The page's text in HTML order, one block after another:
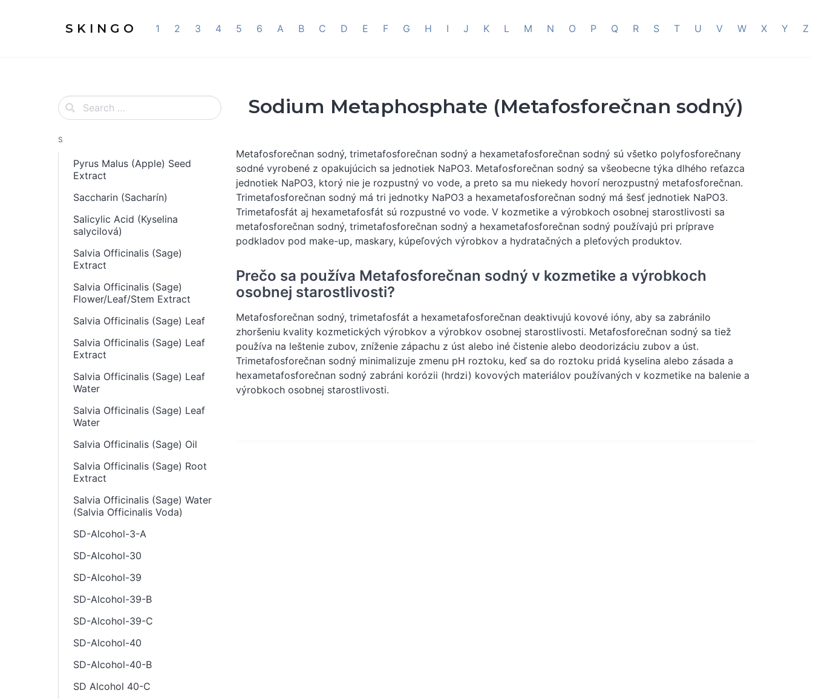
S K I N G O 1 2 3 4 5 6 A B C D E F G H I J K L M N O P Q R S T U V W X Y Z
S
Pyrus Malus (Apple) Seed
Extract
Saccharin (Sacharín)
Salicylic Acid (Kyselina
salycilová)
Salvia Officinalis (Sage)
Extract
Salvia Officinalis (Sage)
Flower/Leaf/Stem Extract
Salvia Officinalis (Sage) Leaf
Salvia Officinalis (Sage) Leaf
Extract
Salvia Officinalis (Sage) Leaf
Water
Salvia Officinalis (Sage) Leaf
Water
Salvia Officinalis (Sage) Oil
Salvia Officinalis (Sage) Root
Extract
Salvia Officinalis (Sage) Water
(Salvia Officinalis Voda)
SD-Alcohol-3-A
SD-Alcohol-30
SD-Alcohol-39
SD-Alcohol-39-B
SD-Alcohol-39-C
SD-Alcohol-40
SD-Alcohol-40-B
SD Alcohol 40-C
Sodium Metaphosphate (Metafosforečnan sodný)
Metafosforečnan sodný, trimetafosforečnan sodný a hexametafosforečnan sodný sú všetko polyfosforečnany
sodné vyrobené z opakujúcich sa jednotiek NaPO3. Metafosforečnan sodný sa všeobecne týka dlhého reťazca
jednotiek NaPO3, ktorý nie je rozpustný vo vode, a preto sa mu niekedy hovorí nerozpustný metafosforečnan.
Trimetafosforečnan sodný má tri jednotky NaPO3 a hexametafosforečnan sodný má šesť jednotiek NaPO3.
Trimetafosfát aj hexametafosfát sú rozpustné vo vode. V kozmetike a výrobkoch osobnej starostlivosti sa
metafosforečnan sodný, trimetafosforečnan sodný a hexametafosforečnan sodný používajú pri príprave
podkladov pod make-up, maskary, kúpeľových výrobkov a hydratačných a pleťových produktov.
Prečo sa používa Metafosforečnan sodný v kozmetike a výrobkoch
osobnej starostlivosti?
Metafosforečnan sodný, trimetafosfát a hexametafosforečnan deaktivujú kovové ióny, aby sa zabránilo
zhoršeniu kvality kozmetických výrobkov a výrobkov osobnej starostlivosti. Metafosforečnan sodný sa tiež
používa na leštenie zubov, zníženie zápachu z úst alebo iné čistenie alebo deodorizáciu zubov a úst.
Trimetafosforečnan sodný minimalizuje zmenu pH roztoku, keď sa do roztoku pridá kyselina alebo zásada a
hexametafosforečnan sodný zabráni korózii (hrdzi) kovových materiálov používaných v kozmetike na balenie a
výrobkoch osobnej starostlivosti.